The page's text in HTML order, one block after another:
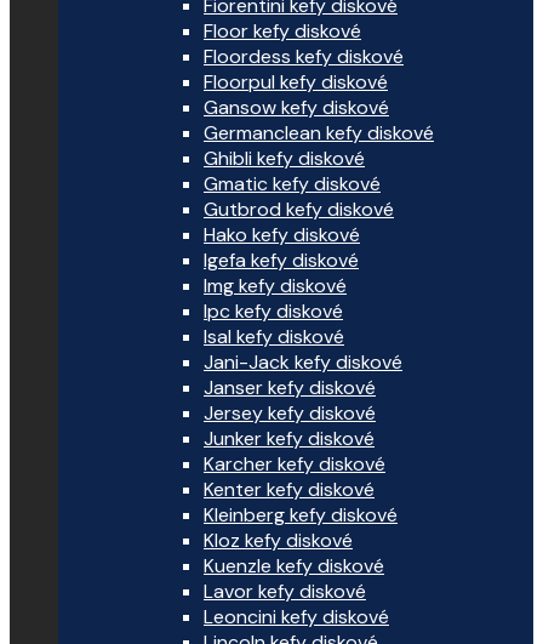
Fiorentini kefy diskové
Floor kefy diskové
Floordess kefy diskové
Floorpul kefy diskové
Gansow kefy diskové
Germanclean kefy diskové
Ghibli kefy diskové
Gmatic kefy diskové
Gutbrod kefy diskové
Hako kefy diskové
Igefa kefy diskové
Img kefy diskové
Ipc kefy diskové
Isal kefy diskové
Jani-Jack kefy diskové
Janser kefy diskové
Jersey kefy diskové
Junker kefy diskové
Karcher kefy diskové
Kenter kefy diskové
Kleinberg kefy diskové
Kloz kefy diskové
Kuenzle kefy diskové
Lavor kefy diskové
Leoncini kefy diskové